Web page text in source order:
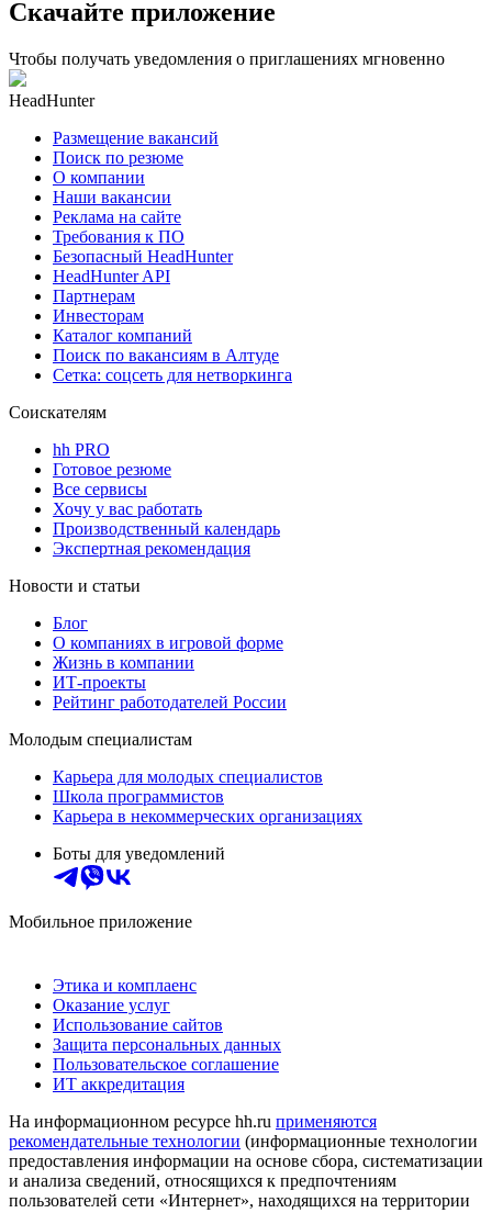
Скачайте приложение
Чтобы получать уведомления о приглашениях мгновенно
HeadHunter
Размещение вакансий
Поиск по резюме
О компании
Наши вакансии
Реклама на сайте
Требования к ПО
Безопасный HeadHunter
HeadHunter API
Партнерам
Инвесторам
Каталог компаний
Поиск по вакансиям в Алтуде
Сетка: соцсеть для нетворкинга
Соискателям
hh PRO
Готовое резюме
Все сервисы
Хочу у вас работать
Производственный календарь
Экспертная рекомендация
Новости и статьи
Блог
О компаниях в игровой форме
Жизнь в компании
ИТ-проекты
Рейтинг работодателей России
Молодым специалистам
Карьера для молодых специалистов
Школа программистов
Карьера в некоммерческих организациях
Боты для уведомлений
Мобильное приложение
Этика и комплаенс
Оказание услуг
Использование сайтов
Защита персональных данных
Пользовательское соглашение
ИТ аккредитация
На информационном ресурсе hh.ru применяются
рекомендательные технологии (информационные технологии
предоставления информации на основе сбора, систематизации
и анализа сведений, относящихся к предпочтениям
пользователей сети «Интернет», находящихся на территории